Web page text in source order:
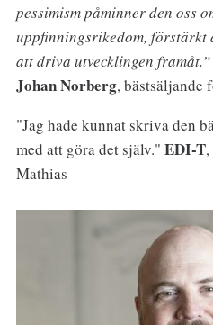
pessimism påminner den oss
uppfinningsrikedom, förstärkt
att driva utvecklingen framåt.”
Johan Norberg, bästsäljande
"Jag hade kunnat skriva den
med att göra det själv." EDI-T,
Mathias